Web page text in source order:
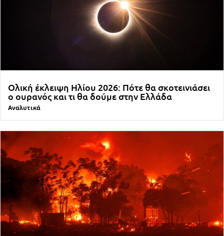
Ολική έκλειψη Ηλίου 2026: Πότε θα σκοτεινιάσει
ο ουρανός και τι θα δούμε στην Ελλάδα
Αναλυτικά